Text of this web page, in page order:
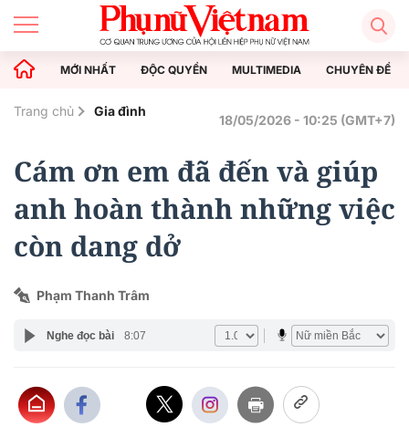
MỚI NHẤT ĐỘC QUYỀN MULTIMEDIA CHUYÊN ĐỀ
Trang chủ Gia đình
18/05/2026 - 10:25 (GMT+7)
Cám ơn em đã đến và giúp
anh hoàn thành những việc
còn dang dở
Phạm Thanh Trâm
Nghe đọc bài 8:07